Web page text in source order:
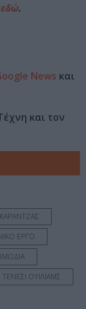
εδώ.
News και
και τον
ΕΡΓΟ
ΤΕΝΕΣΙ ΟΥΙΛΙΑΜΣ